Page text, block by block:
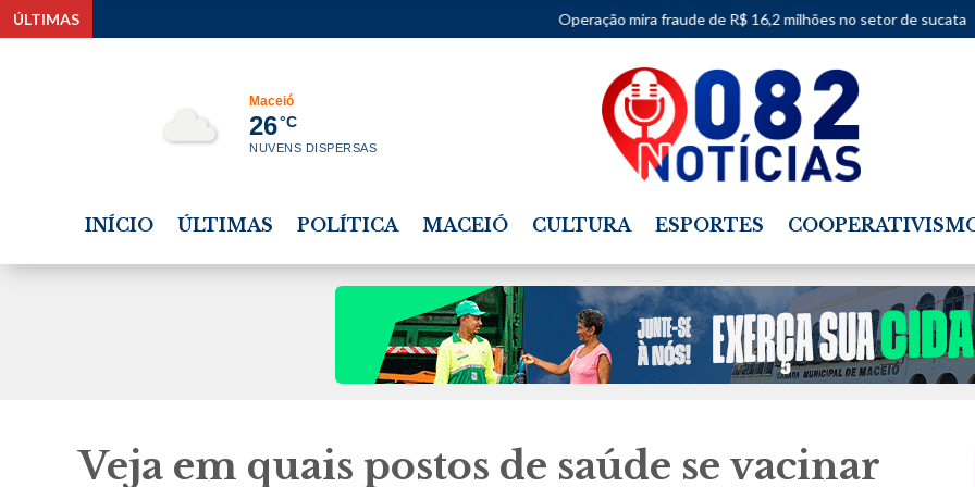
ÚLTIMAS Operação mira fraude de R$ 16,2 milhões no setor de sucata • Justiças
Maceió
26°C
NUVENS DISPERSAS
INÍCIO ÚLTIMAS POLÍTICA MACEIÓ CULTURA ESPORTES
Veja em quais postos de saúde se vacinar